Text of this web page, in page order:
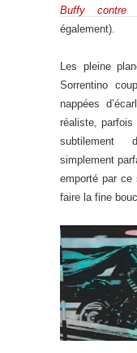
Buffy contre
également).
Les pleine
Sorrentino
nappées
réaliste, parfois
subtilement
simplement
emporté par
faire la fine